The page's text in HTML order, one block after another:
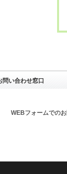
問い合わせ窓口
WEBフォームでの